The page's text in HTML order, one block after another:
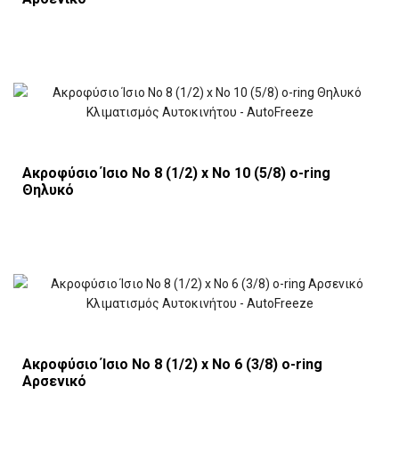
Ακροφύσιο Ίσιο Νο 8 (1/2) x Νο 10 (5/8) o-ring
Θηλυκό
Ακροφύσιο Ίσιο Νο 8 (1/2) x Νο 6 (3/8) o-ring
Αρσενικό